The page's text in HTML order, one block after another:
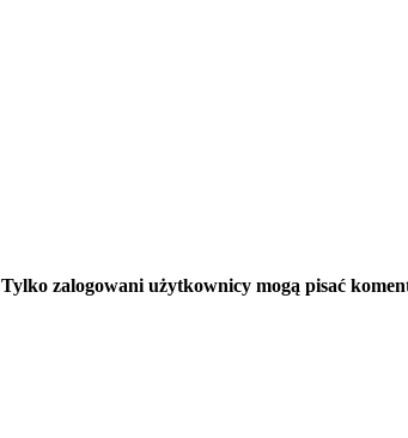
Tylko zalogowani użytkownicy mogą pisać